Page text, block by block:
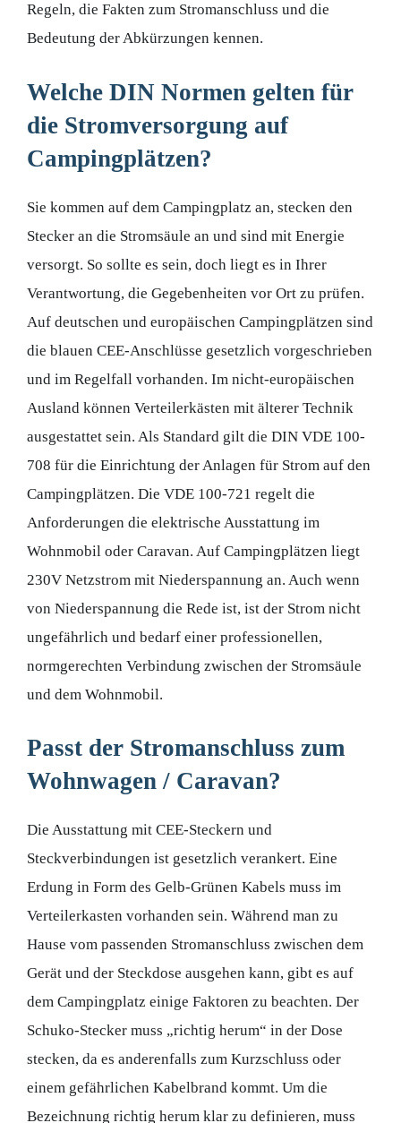
Regeln, die Fakten zum Stromanschluss und die
Bedeutung der Abkürzungen kennen.
Welche DIN Normen gelten für
die Stromversorgung auf
Campingplätzen?
Sie kommen auf dem Campingplatz an, stecken den
Stecker an die Stromsäule an und sind mit Energie
versorgt. So sollte es sein, doch liegt es in Ihrer
Verantwortung, die Gegebenheiten vor Ort zu prüfen.
Auf deutschen und europäischen Campingplätzen sind
die blauen CEE-Anschlüsse gesetzlich vorgeschrieben
und im Regelfall vorhanden. Im nicht-europäischen
Ausland können Verteilerkästen mit älterer Technik
ausgestattet sein. Als Standard gilt die DIN VDE 100-
708 für die Einrichtung der Anlagen für Strom auf den
Campingplätzen. Die VDE 100-721 regelt die
Anforderungen die elektrische Ausstattung im
Wohnmobil oder Caravan. Auf Campingplätzen liegt
230V Netzstrom mit Niederspannung an. Auch wenn
von Niederspannung die Rede ist, ist der Strom nicht
ungefährlich und bedarf einer professionellen,
normgerechten Verbindung zwischen der Stromsäule
und dem Wohnmobil.
Passt der Stromanschluss zum
Wohnwagen / Caravan?
Die Ausstattung mit CEE-Steckern und
Steckverbindungen ist gesetzlich verankert. Eine
Erdung in Form des Gelb-Grünen Kabels muss im
Verteilerkasten vorhanden sein. Während man zu
Hause vom passenden Stromanschluss zwischen dem
Gerät und der Steckdose ausgehen kann, gibt es auf
dem Campingplatz einige Faktoren zu beachten. Der
Schuko-Stecker muss „richtig herum“ in der Dose
stecken, da es anderenfalls zum Kurzschluss oder
einem gefährlichen Kabelbrand kommt. Um die
Bezeichnung richtig herum klar zu definieren, muss